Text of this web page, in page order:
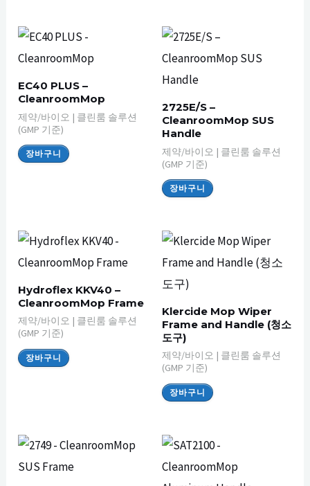
EC40 PLUS –
CleanroomMop
제약/바이오 | 클린룸 솔루션
(GMP 기준)
장바구니
2725E/S –
CleanroomMop SUS
Handle
제약/바이오 | 클린룸 솔루션
(GMP 기준)
장바구니
Hydroflex KKV40 –
CleanroomMop Frame
제약/바이오 | 클린룸 솔루션
(GMP 기준)
장바구니
Klercide Mop Wiper
Frame and Handle (청소
도구)
제약/바이오 | 클린룸 솔루션
(GMP 기준)
장바구니